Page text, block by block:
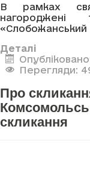
В рамках
Деталі
Перегляди:
Про
скликання